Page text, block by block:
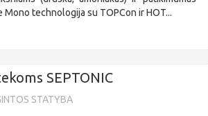
technologija su TOPCon ir HOT...
SEPTONIC
STATYBA